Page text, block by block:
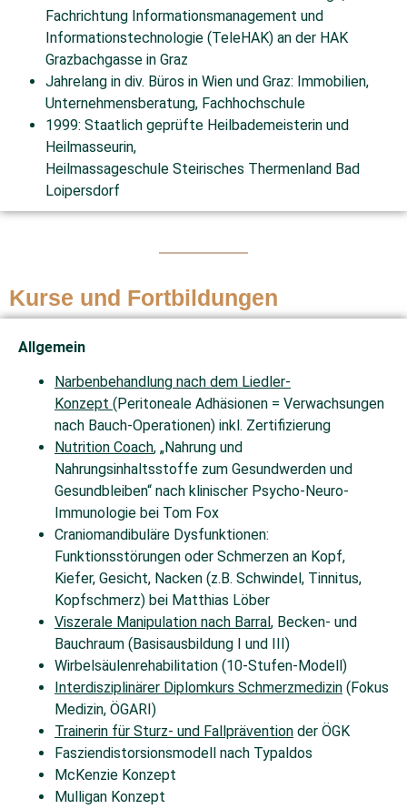
Fachrichtung Informationsmanagement und
Informationstechnologie (TeleHAK) an der HAK
Grazbachgasse in Graz
Jahrelang in div. Büros in Wien und Graz: Immobilien,
Unternehmensberatung, Fachhochschule
1999: Staatlich geprüfte Heilbademeisterin und
Heilmasseurin,
Heilmassageschule Steirisches Thermenland Bad
Loipersdorf
Kurse und Fortbildungen
Allgemein
Narbenbehandlung nach dem Liedler-
Konzept (Peritoneale Adhäsionen = Verwachsungen
nach Bauch-Operationen) inkl. Zertifizierung
Nutrition Coach, „Nahrung und
Nahrungsinhaltsstoffe zum Gesundwerden und
Gesundbleiben“ nach klinischer Psycho-Neuro-
Immunologie bei Tom Fox
Craniomandibuläre Dysfunktionen:
Funktionsstörungen oder Schmerzen an Kopf,
Kiefer, Gesicht, Nacken (z.B. Schwindel, Tinnitus,
Kopfschmerz) bei Matthias Löber
Viszerale Manipulation nach Barral , Becken- und
Bauchraum (Basisausbildung I und III)
Wirbelsäulenrehabilitation (10-Stufen-Modell)
Interdisziplinärer Diplomkurs Schmerzmedizin (Fokus
Medizin, ÖGARI)
Trainerin für Sturz- und Fallprävention der ÖGK
Fasziendistorsionsmodell nach Typaldos
McKenzie Konzept
Mulligan Konzept